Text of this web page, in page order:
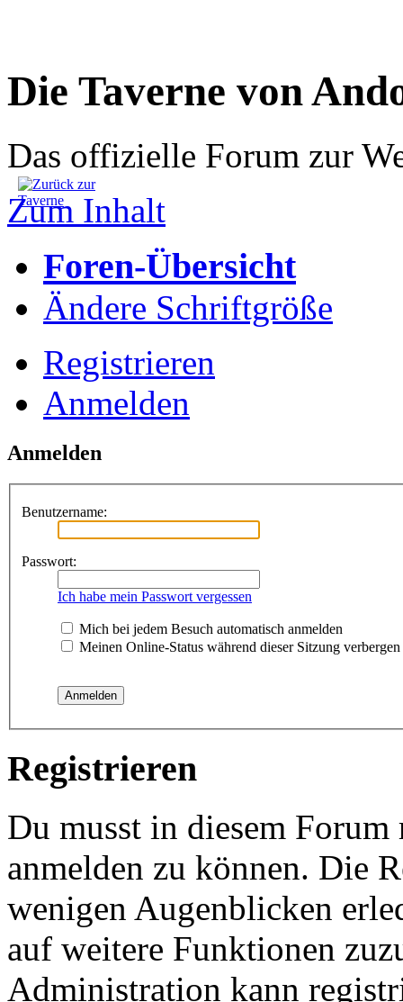
Die Taverne von
Das offizielle Forum zur
Zum Inhalt
Foren-Übersicht
Ändere Schriftgröße
Registrieren
Anmelden
Anmelden
Benutzername:
Passwort:
Ich habe mein Passwort vergessen
Mich bei jedem Besuch automatisch anmelden
Meinen Online-Status während dieser Sitzung verbergen
Registrieren
Du musst in diesem
anmelden zu können. Die
wenigen Augenblicken
auf weitere Funktionen
Administration kann